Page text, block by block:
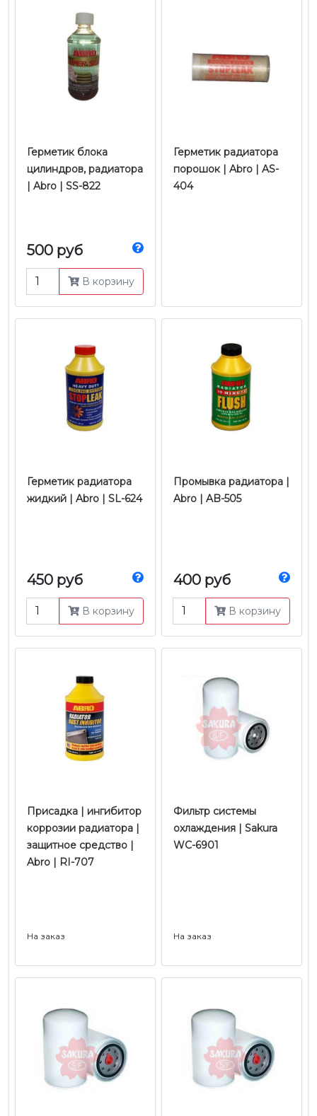
Герметик блока
цилиндров, радиатора
| Abro | SS-822
500 руб
В корзину
Герметик радиатора
порошок | Abro | AS-
404
Герметик радиатора
жидкий | Abro | SL-624
450 руб
В корзину
Промывка радиатора |
Abro | AB-505
400 руб
В корзину
Присадка | ингибитор
коррозии радиатора |
защитное средство |
Abro | RI-707
На заказ
Фильтр системы
охлаждения | Sakura
WC-6901
На заказ